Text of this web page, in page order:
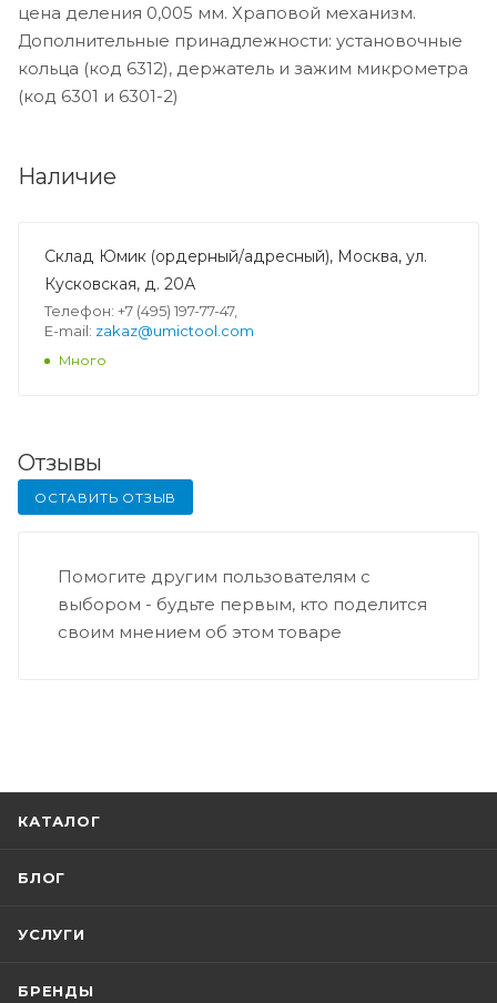
цена деления 0,005 мм. Храповой механизм.
Дополнительные принадлежности: установочные
кольца (код 6312), держатель и зажим микрометра
(код 6301 и 6301-2)
Наличие
Склад Юмик (ордерный/адресный), Москва, ул.
Кусковская, д. 20А
Телефон: +7 (495) 197-77-47,
E-mail: zakaz@umictool.com
Много
Отзывы
ОСТАВИТЬ ОТЗЫВ
Помогите другим пользователям с
выбором - будьте первым, кто поделится
своим мнением об этом товаре
КАТАЛОГ
БЛОГ
УСЛУГИ
БРЕНДЫ